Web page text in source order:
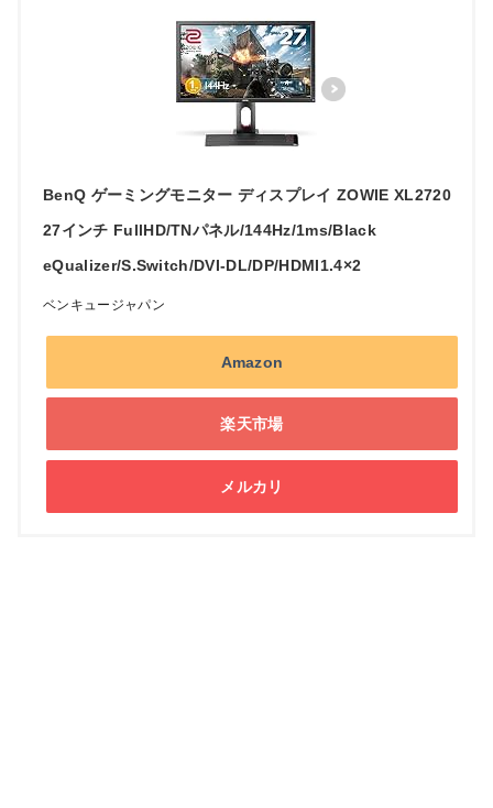
BenQ ゲーミングモニター ディスプレイ ZOWIE XL2720
27インチ FullHD/TNパネル/144Hz/1ms/Black
eQualizer/S.Switch/DVI-DL/DP/HDMI1.4×2
ベンキュージャパン
Amazon
楽天市場
メルカリ